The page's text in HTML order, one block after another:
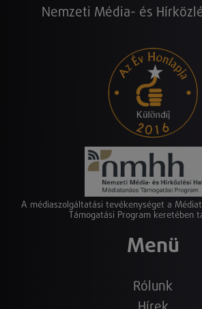
Nemzeti Média- és
A médiaszolgáltatási tevékenységet a
Támogatási Program keretében
Menü
Rólunk